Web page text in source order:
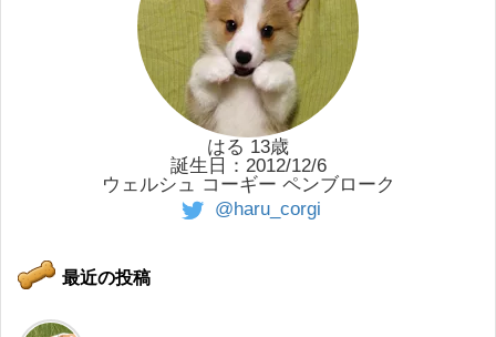
はる 13歳
誕生日：2012/12/6
ウェルシュ コーギー ペンブローク
@haru_corgi
最近の投稿